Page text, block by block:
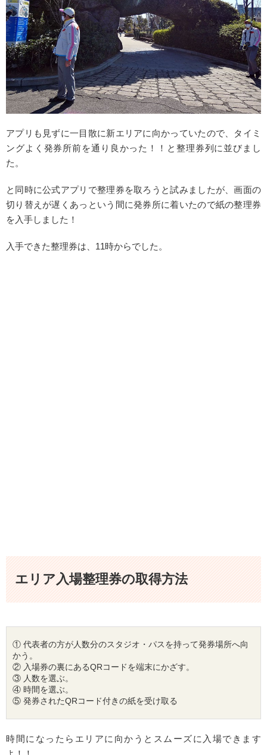
アプリも見ずに一目散に新エリアに向かっていたので、タイミ
ングよく発券所前を通り良かった！！と整理券列に並びまし
た。
と同時に公式アプリで整理券を取ろうと試みましたが、画面の
切り替えが遅くあっという間に発券所に着いたので紙の整理券
を入手しました！
入手できた整理券は、11時からでした。
エリア入場整理券の取得方法
① 代表者の方が人数分のスタジオ・パスを持って発券場所へ向
かう。
② 入場券の裏にあるQRコードを端末にかざす。
③ 人数を選ぶ。
④ 時間を選ぶ。
⑤ 発券されたQRコード付きの紙を受け取る
時間になったらエリアに向かうとスムーズに入場できます